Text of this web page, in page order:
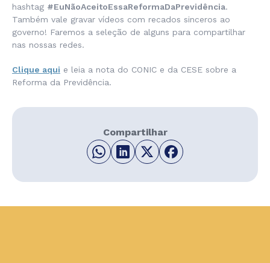
hashtag #EuNãoAceitoEssaReformaDaPrevidência.
Também vale gravar vídeos com recados sinceros ao
governo! Faremos a seleção de alguns para compartilhar
nas nossas redes.
Clique aqui e leia a nota do CONIC e da CESE sobre a
Reforma da Previdência.
Compartilhar